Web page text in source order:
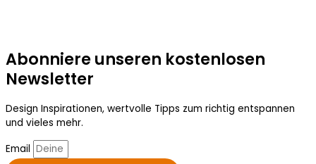
Abonniere unseren kostenlosen
Newsletter
Design Inspirationen, wertvolle Tipps zum richtig entspannen
und vieles mehr.
Email